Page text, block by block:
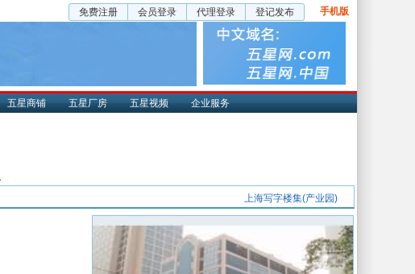
免费注册 会员登录 代理登录 登记发布 手机版
五星商铺 五星厂房 五星视频 企业服务
上海写字楼集(产业园)